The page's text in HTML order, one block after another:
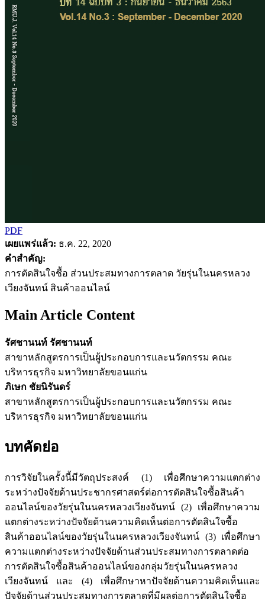
PDF
เผยแพร่แล้ว: ธ.ค. 22, 2020
คำสำคัญ:
การตัดสินใจชื้อ ส่วนประสมทางการตลาด วัยรุ่นในนครหลวง
เวียงจันทน์ สินค้าออนไลน์
Main Article Content
รัศชานนท์ รัศชานนท์
สาขาหลักสูตรการเป็นผู้ประกอบการและนวัตกรรม คณะ
บริหารธุรกิจ มหาวิทยาลัยขอนแก่น
ภิเษก ชัยนิรันดร์
สาขาหลักสูตรการเป็นผู้ประกอบการและนวัตกรรม คณะ
บริหารธุรกิจ มหาวิทยาลัยขอนแก่น
บทคัดย่อ
การวิจัยในครั้งนี้มีวัตถุประสงค์ (1) เพื่อศึกษาความแตกต่าง
ระหว่างปัจจัยด้านประชากรศาสตร์ต่อการตัดสินใจซื้อสินค้า
ออนไลน์ของวัยรุ่นในนครหลวงเวียงจันทน์ (2) เพื่อศึกษาความ
แตกต่างระหว่างปัจจัยด้านความคิดเห็นต่อการตัดสินใจซื้อ
สินค้าออนไลน์ของวัยรุ่นในนครหลวงเวียงจันทน์ (3) เพื่อศึกษา
ความแตกต่างระหว่างปัจจัยด้านส่วนประสมทางการตลาดต่อ
การตัดสินใจซื้อสินค้าออนไลน์ของกลุ่มวัยรุ่นในนครหลวง
เวียงจันทน์ และ (4) เพื่อศึกษาหาปัจจัยด้านความคิดเห็นและ
ปัจจัยด้านส่วนประสมทางการตลาดที่มีผลต่อการตัดสินใจซื้อ